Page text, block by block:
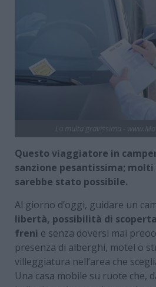
Questo viaggiatore in
sanzione pesantissima; molti
sarebbe stato possibile.
Al giorno d’oggi, guidare un
libertà, possibilità di
freni e senza doversi mai
presenza di alberghi, motel o
villeggiatura nell’area che
Una casa mobile su ruote che,